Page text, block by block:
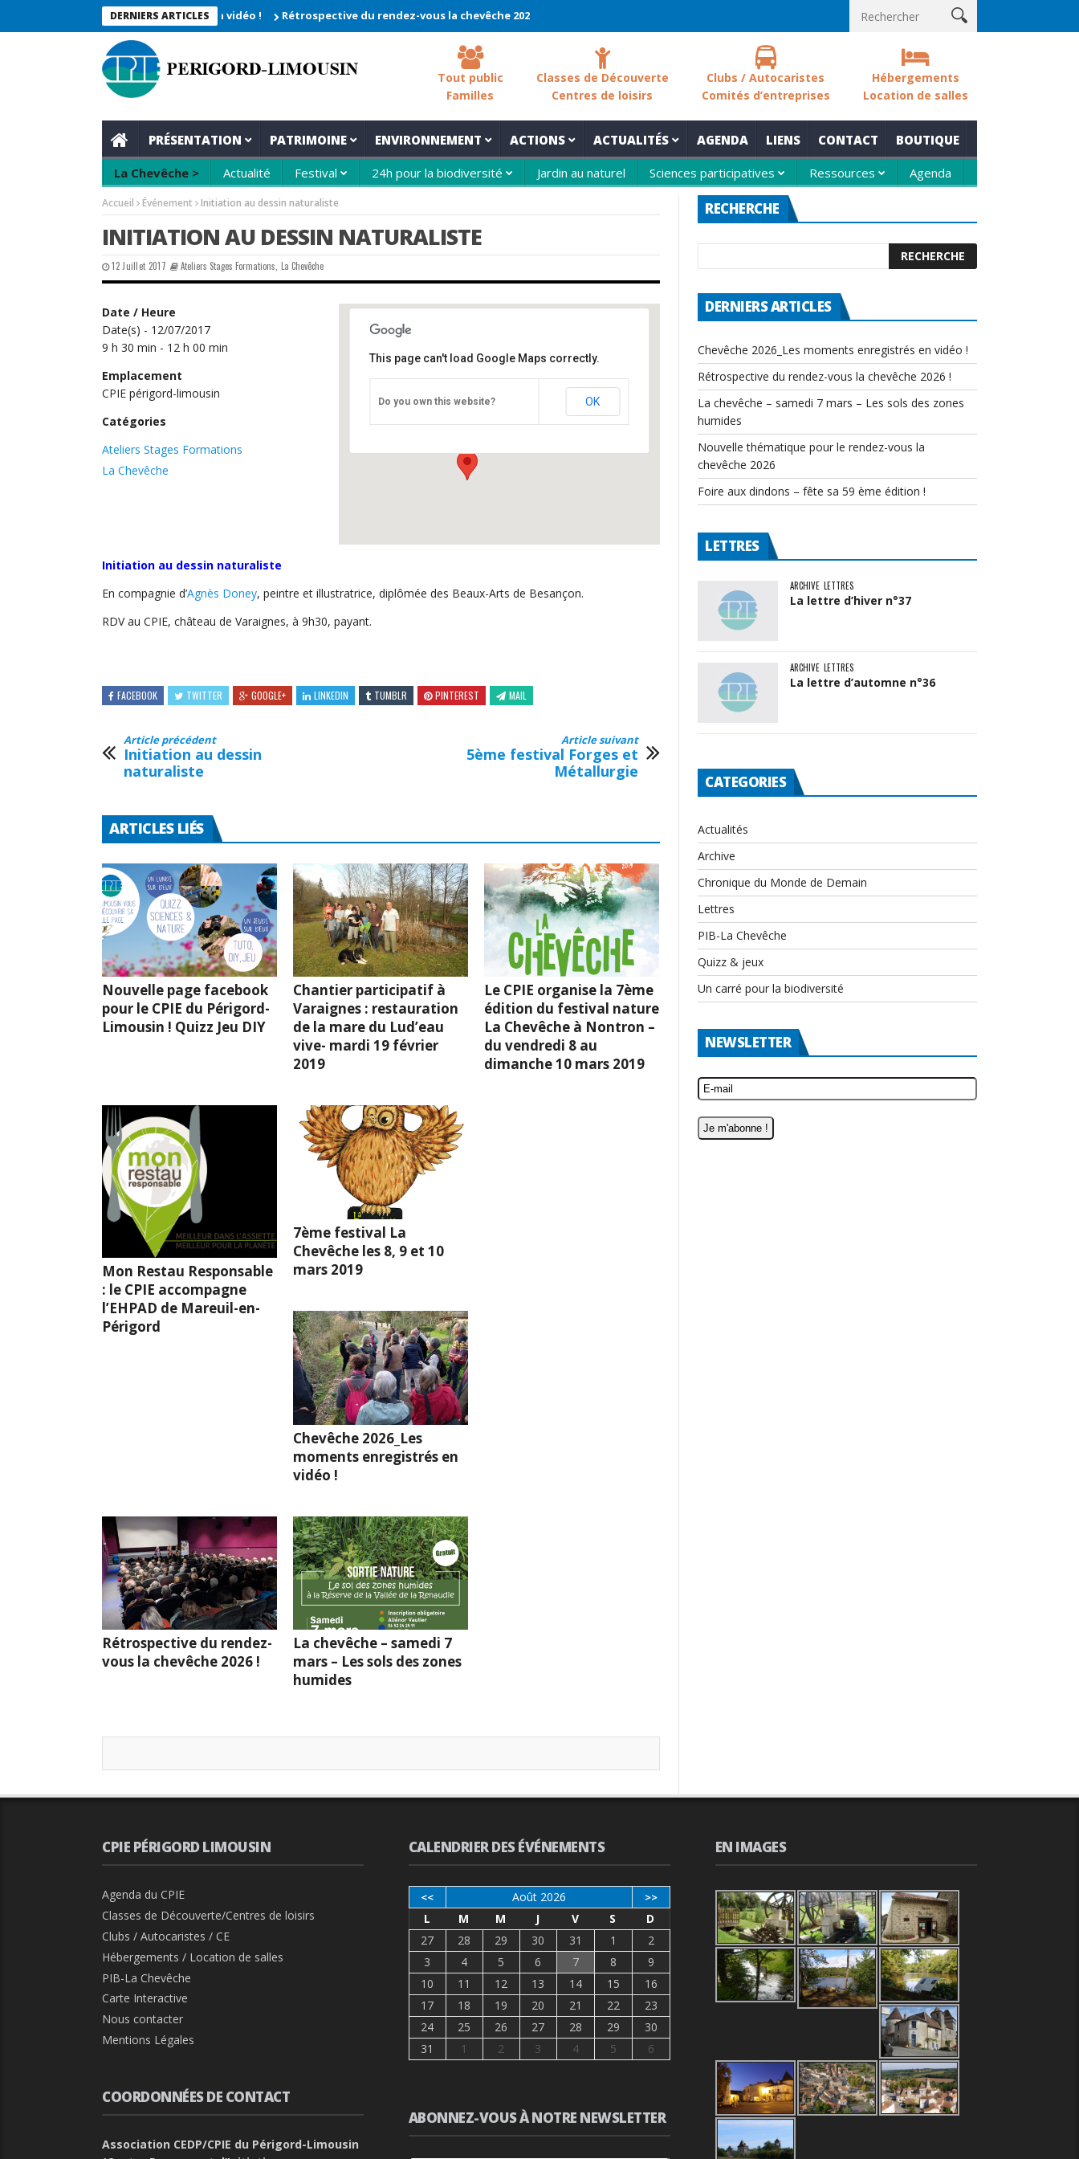
DERNIERS ARTICLES
2026_Les moments enregistrés en vidéo ! Rétrospective du rendez-vous la chevêche 2026 ! Nouvelle thématique pour le rendez-
Tout public
Familles
Classes de Découverte
Centres de loisirs
Clubs / Autocaristes
Comités d’entreprises
Hébergements
Location de salles
PRÉSENTATION PATRIMOINE ENVIRONNEMENT ACTIONS ACTUALITÉS AGENDA LIENS CONTACT BOUTIQUE
La Chevêche > Actualité Festival 24h pour la biodiversité Jardin au naturel Sciences participatives Ressources Agenda
Accueil Événement Initiation au dessin naturaliste
INITIATION AU DESSIN NATURALISTE
12 Juillet 2017 Ateliers Stages Formations La Chevêche
CPIE périgord-limousin
château - varaignes
This page can't load Google Maps correctly.
Do you own this website? OK
Date / Heure
Date(s) - 12/07/2017
9 h 30 min - 12 h 00 min
Emplacement
CPIE périgord-limousin
Catégories
Ateliers Stages Formations
La Chevêche
Initiation au dessin naturaliste
En compagnie d’Agnès Doney, peintre et illustratrice, diplômée des Beaux-Arts de Besançon.
RDV au CPIE, château de Varaignes, à 9h30, payant.
FACEBOOK TWITTER GOOGLE+ LINKEDIN TUMBLR PINTEREST MAIL
Article précédent
Initiation au dessin
naturaliste
Article suivant
5ème festival Forges et
Métallurgie
ARTICLES LIÉS
Nouvelle page facebook
pour le CPIE du Périgord-
Limousin ! Quizz Jeu DIY
Chantier participatif à
Varaignes : restauration
de la mare du Lud’eau
vive- mardi 19 février
2019
Le CPIE organise la 7ème
édition du festival nature
La Chevêche à Nontron –
du vendredi 8 au
dimanche 10 mars 2019
Mon Restau Responsable
: le CPIE accompagne
l’EHPAD de Mareuil-en-
Périgord
7ème festival La
Chevêche les 8, 9 et 10
mars 2019
Chevêche 2026_Les
moments enregistrés en
vidéo !
Rétrospective du rendez-
vous la chevêche 2026 !
La chevêche – samedi 7
mars – Les sols des zones
humides
RECHERCHE
DERNIERS ARTICLES
Chevêche 2026_Les moments enregistrés en vidéo !
Rétrospective du rendez-vous la chevêche 2026 !
La chevêche – samedi 7 mars – Les sols des zones
humides
Nouvelle thématique pour le rendez-vous la
chevêche 2026
Foire aux dindons – fête sa 59 ème édition !
LETTRES
ARCHIVE LETTRES
La lettre d’hiver n°37
ARCHIVE LETTRES
La lettre d’automne n°36
CATEGORIES
Actualités
Archive
Chronique du Monde de Demain
Lettres
PIB-La Chevêche
Quizz & jeux
Un carré pour la biodiversité
NEWSLETTER
CPIE PÉRIGORD LIMOUSIN
Agenda du CPIE
Classes de Découverte/Centres de loisirs
Clubs / Autocaristes / CE
Hébergements / Location de salles
PIB-La Chevêche
Carte Interactive
Nous contacter
Mentions Légales
COORDONNÉES DE CONTACT
Association CEDP/CPIE du Périgord-Limousin
CALENDRIER DES ÉVÉNEMENTS
<< Août 2026 >>
L M M J V S
D
27
28 29 30 31 1
2
3
4 5 6 7 8
9
10
11 12 13 14 15
16
17
18 19 20 21 22
23
24
25 26 27 28 29
30
31
1 2 3 4 5 6
ABONNEZ-VOUS À NOTRE NEWSLETTER
EN IMAGES